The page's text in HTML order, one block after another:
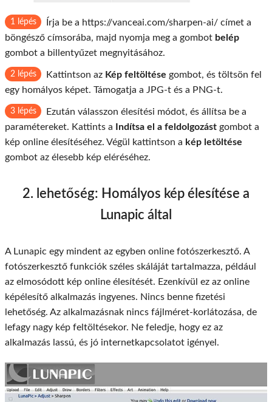
1 lépés
Írja be a https://vanceai.com/sharpen-ai/ címet a
böngésző címsorába, majd nyomja meg a gombot belép
gombot a billentyűzet megnyitásához.
2 lépés Kattintson az Kép feltöltése gombot, és töltsön fel
egy homályos képet. Támogatja a JPG-t és a PNG-t.
3 lépés
Ezután válasszon élesítési módot, és állítsa be a
paramétereket. Kattints a
Indítsa el a feldolgozást gombot a
kép online élesítéséhez. Végül kattintson a kép letöltése
gombot az élesebb kép eléréséhez.
2. lehetőség: Homályos kép élesítése a
Lunapic által
A Lunapic egy mindent az egyben online fotószerkesztő. A
fotószerkesztő funkciók széles skáláját tartalmazza, például
az elmosódott kép online élesítését. Ezenkívül ez az online
képélesítő alkalmazás ingyenes. Nincs benne fizetési
lehetőség. Az alkalmazásnak nincs fájlméret-korlátozása, de
lefagy nagy kép feltöltésekor. Ne feledje, hogy ez az
alkalmazás lassú, és jó internetkapcsolatot igényel.